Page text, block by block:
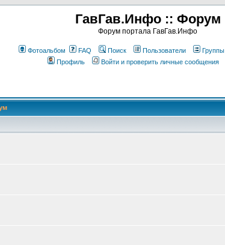
ГавГав.Инфо :: Форум
Форум портала ГавГав.Инфо
Фотоальбом FAQ Поиск Пользователи Группы
Профиль
Войти и проверить личные сообщения